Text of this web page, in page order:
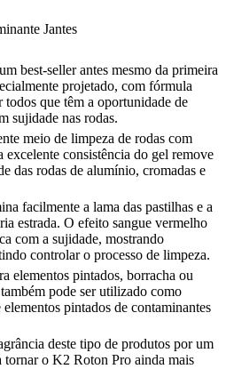
Jantes
best-seller antes mesmo da primeira
projetado, com fórmula
que têm a oportunidade de
sujidade nas rodas.
meio de limpeza de rodas com
excelente consistência do gel remove
das rodas de alumínio, cromadas e
facilmente a lama das pastilhas e a
estrada. O efeito sangue vermelho
com a sujidade, mostrando
controlar o processo de limpeza.
elementos pintados, borracha ou
pode ser utilizado como
pintados de contaminantes
deste tipo de produtos por um
tornar o K2 Roton Pro ainda mais